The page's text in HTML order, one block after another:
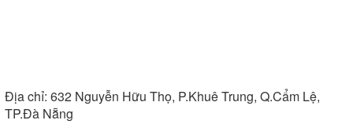
Địa chỉ: 632 Nguyễn Hữu Thọ, P.Khuê Trung, Q.Cẩm Lệ,
TP.Đà Nẵng